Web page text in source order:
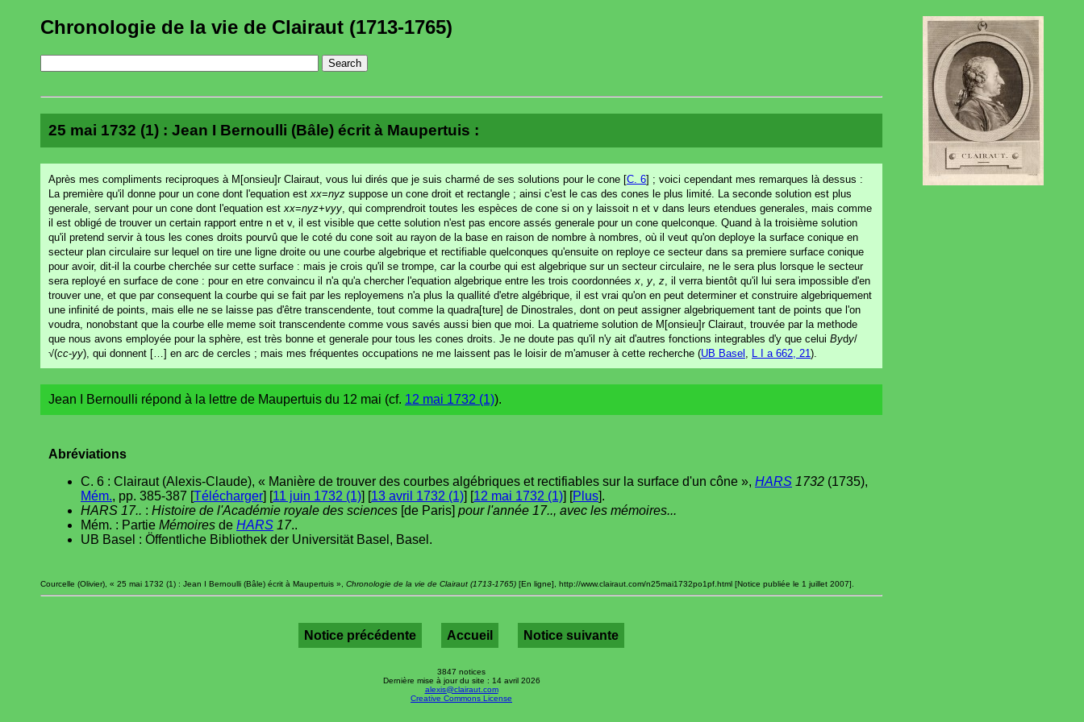
Chronologie de la vie de Clairaut (1713-1765)
25 mai 1732 (1) : Jean I Bernoulli (Bâle) écrit à Maupertuis :
Après mes compliments reciproques à M[onsieu]r Clairaut, vous lui dirés que je suis charmé de ses solutions pour le cone [C. 6] ; voici cependant mes remarques là dessus :
La première qu'il donne pour un cone dont l'equation est xx=nyz suppose un cone droit et rectangle ; ainsi c'est le cas des cones le plus limité. La seconde solution est plus
generale, servant pour un cone dont l'equation est xx=nyz+vyy , qui comprendroit toutes les espèces de cone si on y laissoit n et v dans leurs etendues generales, mais comme
il est obligé de trouver un certain rapport entre n et v, il est visible que cette solution n'est pas encore assés generale pour un cone quelconque. Quand à la troisième solution
qu'il pretend servir à tous les cones droits pourvû que le coté du cone soit au rayon de la base en raison de nombre à nombres, où il veut qu'on deploye la surface conique en
secteur plan circulaire sur lequel on tire une ligne droite ou une courbe algebrique et rectifiable quelconques qu'ensuite on reploye ce secteur dans sa premiere surface conique
pour avoir, dit-il la courbe cherchée sur cette surface : mais je crois qu'il se trompe, car la courbe qui est algebrique sur un secteur circulaire, ne le sera plus lorsque le secteur
sera reployé en surface de cone : pour en etre convaincu il n'a qu'a chercher l'equation algebrique entre les trois coordonnées x y z , il verra bientôt qu'il lui sera impossible d'en
trouver une, et que par consequent la courbe qui se fait par les reployemens n'a plus la quallité d'etre algébrique, il est vrai qu'on en peut determiner et construire algebriquement
une infinité de points, mais elle ne se laisse pas d'être transcendente, tout comme la quadra[ture] de Dinostrales, dont on peut assigner algebriquement tant de points que l'on
voudra, nonobstant que la courbe elle meme soit transcendente comme vous savés aussi bien que moi. La quatrieme solution de M[onsieu]r Clairaut, trouvée par la methode
que nous avons employée pour la sphère, est très bonne et generale pour tous les cones droits. Je ne doute pas qu'il n'y ait d'autres fonctions integrables d'y que celui Bydy/
√(cc-yy), qui donnent […] en arc de cercles ; mais mes fréquentes occupations ne me laissent pas le loisir de m'amuser à cette recherche (UB Basel L I a 662, 21 ).
Jean I Bernoulli répond à la lettre de Maupertuis du 12 mai (cf. 12 mai 1732 (1)).
Abréviations
C. 6 : Clairaut (Alexis-Claude), « Manière de trouver des courbes algébriques et rectifiables sur la surface d'un cône », HARS 1732 (1735),
Mém., pp. 385-387 [Télécharger] [11 juin 1732 (1)] [13 avril 1732 (1)] [12 mai 1732 (1)] [Plus].
HARS 17.. : Histoire de l'Académie royale des sciences [de Paris] pour l'année 17.., avec les mémoires...
Mém. : Partie Mémoires de HARS 17..
UB Basel : Öffentliche Bibliothek der Universität Basel, Basel.
Courcelle (Olivier), « 25 mai 1732 (1) : Jean I Bernoulli (Bâle) écrit à Maupertuis », Chronologie de la vie de Clairaut (1713-1765) [En ligne], http://www.clairaut.com/n25mai1732po1pf.html [Notice publiée le 1 juillet 2007].
Notice précédente Accueil Notice suivante
3847 notices
Dernière mise à jour du site : 14 avril 2026
alexis@clairaut.com
Creative Commons License